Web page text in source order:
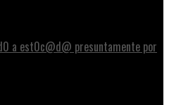
a est0c@d@ presuntamente por